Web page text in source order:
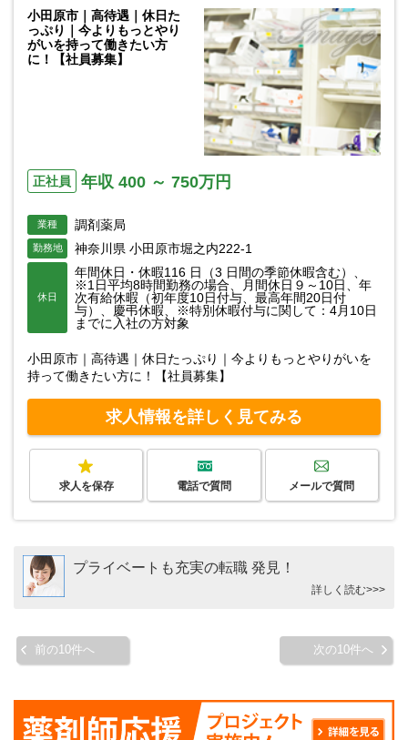
小田原市｜高待遇｜休日た
っぷり｜今よりもっとやり
がいを持って働きたい方
に！【社員募集】
正社員 年収 400 ～ 750万円
業種 調剤薬局
勤務地 神奈川県 小田原市堀之内222-1
休日
年間休日・休暇116 日（3 日間の季節休暇含む）、
※1日平均8時間勤務の場合、月間休日９～10日、年
次有給休暇（初年度10日付与、最高年間20日付
与）、慶弔休暇、※特別休暇付与に関して：4月10日
までに入社の方対象
小田原市｜高待遇｜休日たっぷり｜今よりもっとやりがいを
持って働きたい方に！【社員募集】
求人情報を詳しく見てみる
求人を保存 電話で質問 メールで質問
プライベートも充実の転職 発見！
詳しく読む>>>
前の10件へ 次の10件へ